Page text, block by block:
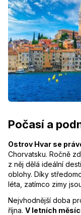
Počasí a
Ostrov Hvar se
Chorvatsku. Ročně
z něj dělá ideální
oblohy. Díky
léta, zatímco zimy
Nejvhodnější doba
října. V letních